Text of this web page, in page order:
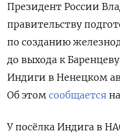
Президент России
правительству
по созданию
до выхода к
Индиги в Ненецком
Об этом сообщается
У посёлка Индига в